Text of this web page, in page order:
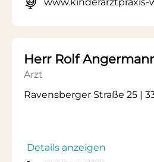
Herr Rolf
Arzt
Ravensberger Straße 25 |
Details anzeigen